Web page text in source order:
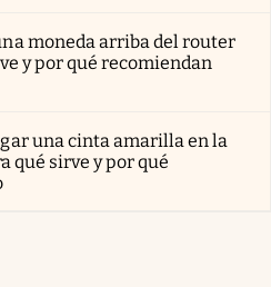
moneda arriba del router
y por qué recomiendan
una cinta amarilla en la
qué sirve y por qué